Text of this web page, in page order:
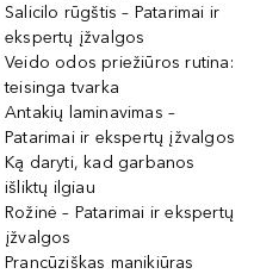
Salicilo rūgštis – Patarimai ir
ekspertų įžvalgos
Veido odos priežiūros rutina:
teisinga tvarka
Antakių laminavimas –
Patarimai ir ekspertų įžvalgos
Ką daryti, kad garbanos
išliktų ilgiau
Rožinė – Patarimai ir ekspertų
įžvalgos
Prancūziškas manikiūras